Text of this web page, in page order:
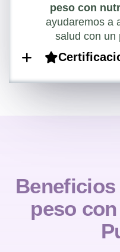
peso con
ayudaremos a
salud con un
Beneficios
peso con
P